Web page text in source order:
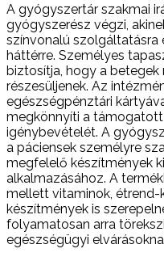
A gyógyszertár szakmai
gyógyszerész végzi,
színvonalú szolgáltatásra
háttérre. Személyes
biztosítja, hogy a
részesüljenek. Az
egészségpénztári
megkönnyíti a
igénybevételét. A
a páciensek személyre
megfelelő készítmények
alkalmazásához. A
mellett vitaminok,
készítmények is
folyamatosan arra
egészségügyi